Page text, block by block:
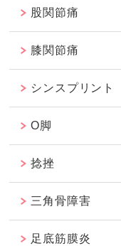
股関節痛
膝関節痛
シンスプリント
O脚
捻挫
三角骨障害
足底筋膜炎